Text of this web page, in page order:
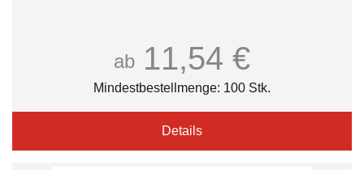
ab 11,54 €
Mindestbestellmenge: 100 Stk.
Details